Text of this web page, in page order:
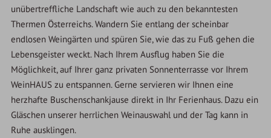
unübertreffliche Landschaft wie auch zu den bekanntesten
Thermen Österreichs. Wandern Sie entlang der scheinbar
endlosen Weingärten und spüren Sie, wie das zu Fuß gehen die
Lebensgeister weckt. Nach Ihrem Ausflug haben Sie die
Möglichkeit, auf Ihrer ganz privaten Sonnenterrasse vor Ihrem
WeinHAUS zu entspannen. Gerne servieren wir Ihnen eine
herzhafte Buschenschankjause direkt in Ihr Ferienhaus. Dazu ein
Gläschen unserer herrlichen Weinauswahl und der Tag kann in
Ruhe ausklingen.